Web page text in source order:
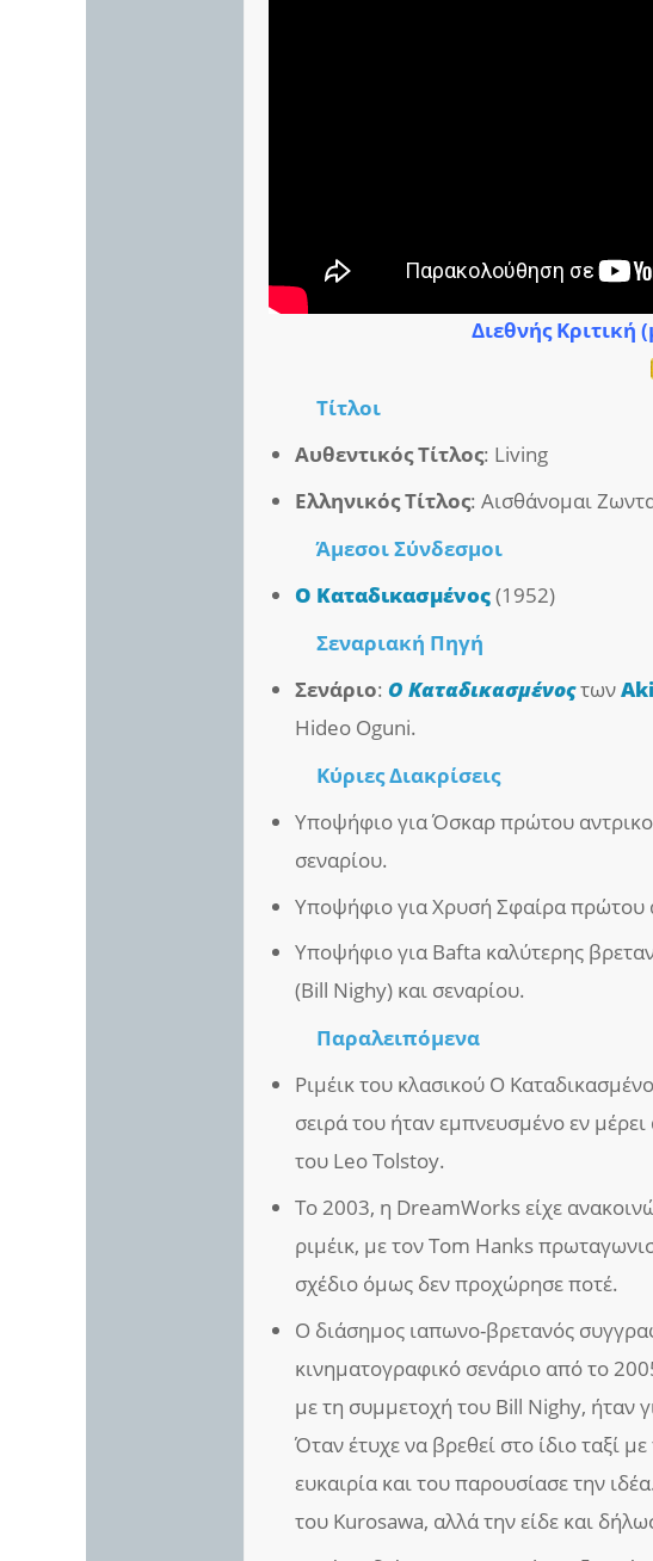
Διεθνής Κριτική
Τίτλοι
Αυθεντικός Τίτλος: Living
Ελληνικός Τίτλος: Αισθάνομαι
ΆμεσοιΣύνδεσμοι
Ο Καταδικασμένος(1952)
Σεναριακή Πηγή
Σενάριο:Ο Καταδικασμένοςτων
Hideo Oguni.
Κύριες Διακρίσεις
Υποψήφιο για Όσκαρ πρώτου
σεναρίου.
Υποψήφιο για Χρυσή Σφαίρα πρώτου
Υποψήφιο για Bafta καλύτερης
(Bill Nighy) και σεναρίου.
Παραλειπόμενα
Ριμέικ του κλασικού Ο
σειρά του ήταν εμπνευσμένο εν
του Leo Tolstoy.
Το 2003, η DreamWorks είχε
ριμέικ, με τον Tom Hanks
σχέδιο όμως δεν προχώρησε ποτέ.
Ο διάσημος ιαπωνο-βρετανός
κινηματογραφικό σενάριο από το
με τη συμμετοχή του Bill Nighy, ήταν
Όταν έτυχε να βρεθεί στο ίδιο ταξί
ευκαιρία και του παρουσίασε την
του Kurosawa, αλλά την είδε και